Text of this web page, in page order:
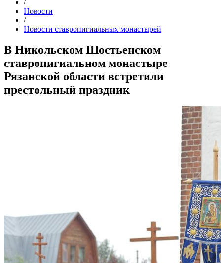
/
Новости
/
Новости ставропигиальных монастырей
В Никольском Шостьенском
ставропигиальном монастыре
Рязанской области встретили
престольный праздник